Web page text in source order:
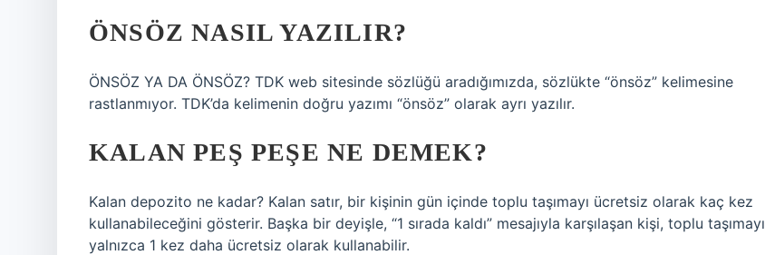
ÖNSÖZ NASIL YAZILIR?
ÖNSÖZ YA DA ÖNSÖZ? TDK web sitesinde sözlüğü aradığımızda, sözlükte “önsöz” kelimesine
rastlanmıyor. TDK’da kelimenin doğru yazımı “önsöz” olarak ayrı yazılır.
KALAN PEŞ PEŞE NE DEMEK?
Kalan depozito ne kadar? Kalan satır, bir kişinin gün içinde toplu taşımayı ücretsiz olarak kaç kez
kullanabileceğini gösterir. Başka bir deyişle, “1 sırada kaldı” mesajıyla karşılaşan kişi, toplu taşımayı
yalnızca 1 kez daha ücretsiz olarak kullanabilir.